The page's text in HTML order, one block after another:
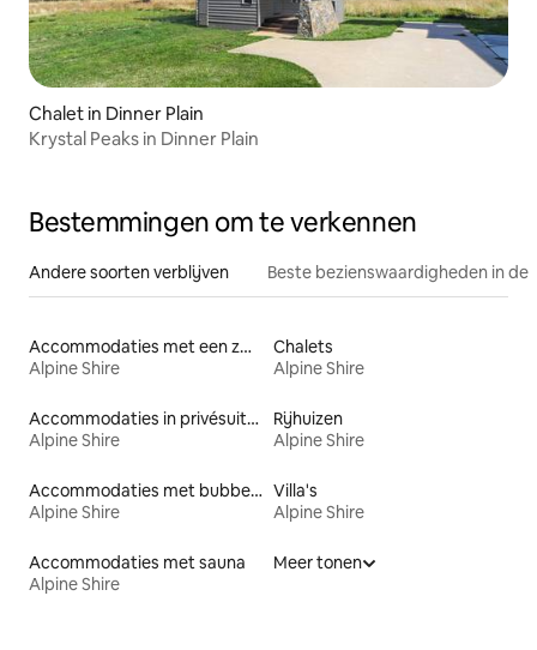
Chalet in Dinner Plain
Krystal Peaks in Dinner Plain
Bestemmingen om te verkennen
Andere soorten verblijven Beste bezienswaardigheden in de
Accommodaties met een zwembad
Alpine Shire
Chalets
Alpine Shire
Accommodaties in privésuites
Alpine Shire
Rijhuizen
Alpine Shire
Accommodaties met bubbelbad
Alpine Shire
Villa's
Alpine Shire
Accommodaties met sauna
Alpine Shire
Meer tonen